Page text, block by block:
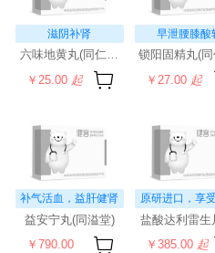
滋阴补肾
六味地黄丸(同仁堂)(水蜜丸)
￥25.00 起
早泄腰膝酸
锁阳固精丸(
￥27.00 起
补气活血，益肝健肾
益安宁丸(同溢堂)
￥790.00
原研进口，享
安眠
盐酸达利雷生
￥385.00 起